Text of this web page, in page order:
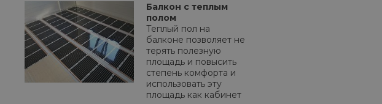
Балкон с теплым
полом
Теплый пол на
балконе позволяет не
терять полезную
площадь и повысить
степень комфорта и
использовать эту
площадь как кабинет